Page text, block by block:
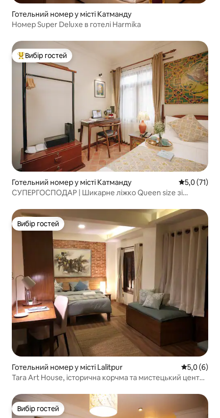
Готельний номер у місті Катманду
Номер Super Deluxe в готелі Harmika
Топ вибір гостей
Вибір гостей
Готельний номер у місті Катманду Середня
5,0 (71)
СУПЕРГОСПОДАР | Шикарне ліжко Queen size зі
Вибір гостей
Вибір гостей
Готельний номер у місті Lalitpur Середня
5,0 (6)
Tara Art House, історична корчма та мистецький центр
Вибір гостей
Вибір гостей